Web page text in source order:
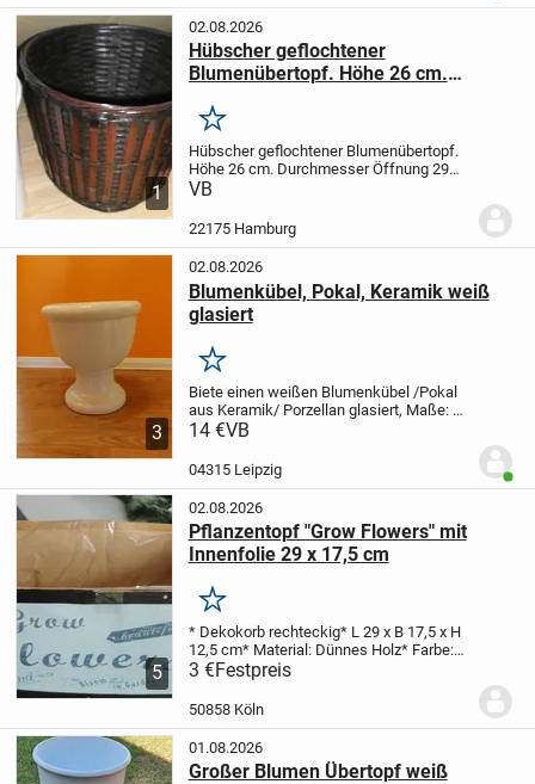
1
02.08.2026
Hübscher geflochtener
Blumenübertopf. Höhe 26 cm.
Merken
Hübscher geflochtener Blumenübertopf.
Höhe 26 cm. Durchmesser Öffnung 29
cm.
Privatverkauf. Keine Garantie. Keine
Der...
VB
22175 Hamburg
3
02.08.2026
Blumenkübel, Pokal, Keramik weiß
glasiert
Merken
Biete einen weißen Blumenkübel /Pokal
aus Keramik/ Porzellan glasiert, Maße: H
38cm, B 32cm, T 23cm, kleinen Abplatzer
gekauft, lässt sich leicht reparieren!
14 €VB
04315 Leipzig
5
02.08.2026
Pflanzentopf "Grow Flowers" mit
Innenfolie 29 x 17,5 cm
Merken
* Dekokorb rechteckig* L 29 x B 17,5 x H
12,5 cm* Material: Dünnes Holz* Farbe:
grünlich / schwarzer Rand
vintage / Shabby Chic
3 €Festpreis
50858 Köln
01.08.2026
Großer Blumen Übertopf weiß